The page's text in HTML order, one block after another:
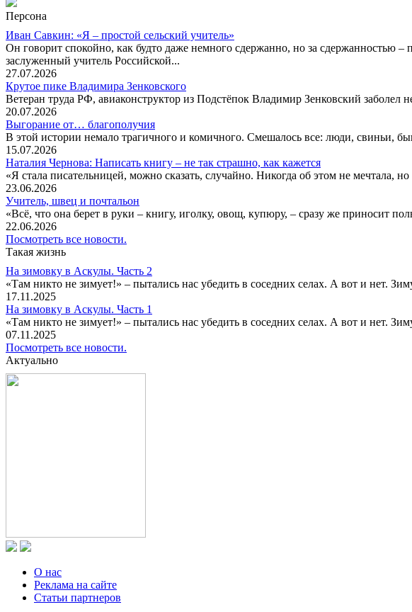
Персона
Иван Савкин: «Я – простой сельский учитель»
Он говорит спокойно, как будто даже немного сдержанно, но за сдержанностью –
заслуженный учитель Российской...
27.07.2026
Крутое пике Владимира Зенковского
Ветеран труда РФ, авиаконструктор из Подстёпок Владимир Зенковский
20.07.2026
Выгорание от… благополучия
В этой истории немало трагичного и комичного. Смешалось все: люди, свиньи,
15.07.2026
Наталия Чернова: Написать книгу – не так страшно, как кажется
«Я стала писательницей, можно сказать, случайно. Никогда об этом не мечтала,
23.06.2026
Учитель, швец и почтальон
«Всё, что она берет в руки – книгу, иголку, овощ, купюру, – сразу же приносит
22.06.2026
Посмотреть все новости.
Такая жизнь
На зимовку в Аскулы. Часть 2
«Там никто не зимует!» – пытались нас убедить в соседних селах. А вот и нет.
17.11.2025
На зимовку в Аскулы. Часть 1
«Там никто не зимует!» – пытались нас убедить в соседних селах. А вот и нет.
07.11.2025
Посмотреть все новости.
Актуально
О нас
Реклама на сайте
Статьи партнеров